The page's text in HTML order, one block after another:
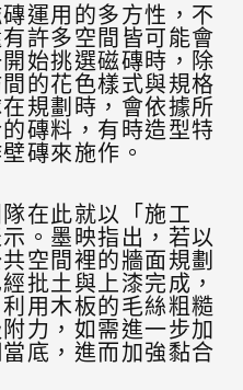
運用的多方性，不
許多空間皆可能會
始挑選磁磚時，除
的花色樣式與規格
規劃時，會依據所
磚料，有時造型特
磚來施作。
在此就以「施工
。墨映指出，若以
空間裡的牆面規劃
批土與上漆完成，
用木板的毛絲粗糙
力，如需進一步加
底，進而加強黏合